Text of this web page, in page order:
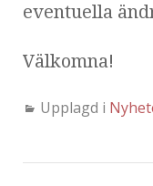
eventuella
Välkomna!
Upplagd i